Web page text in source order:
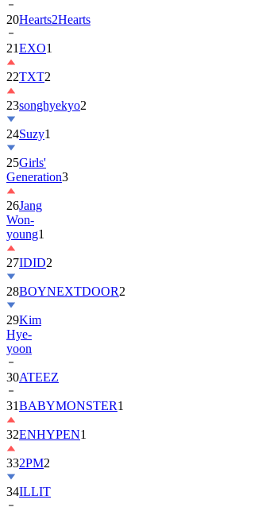
20Hearts2Hearts
21EXO1
22TXT2
23songhyekyo2
24Suzy1
25Girls'
Generation3
26Jang
Won-
young1
27IDID2
28BOYNEXTDOOR2
29Kim
Hye-
yoon
30ATEEZ
31BABYMONSTER1
32ENHYPEN1
332PM2
34ILLIT